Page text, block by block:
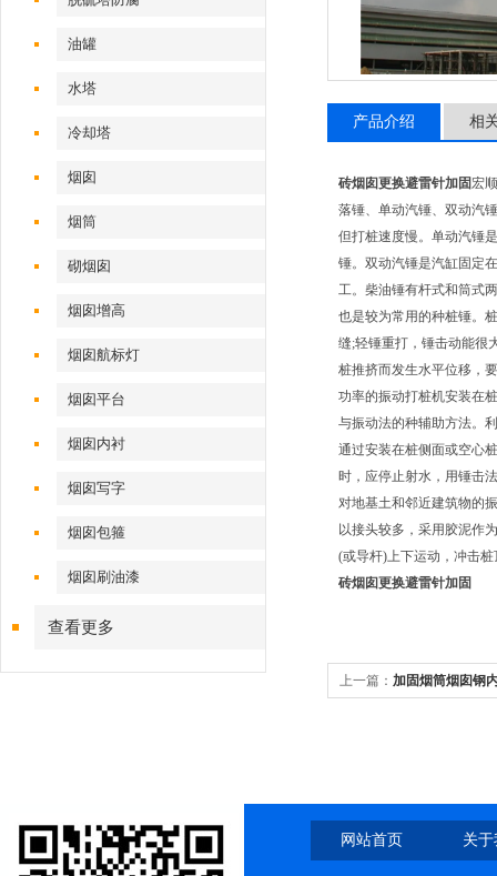
油罐
水塔
冷却塔
烟囱
烟筒
砌烟囱
烟囱增高
烟囱航标灯
烟囱平台
烟囱内衬
烟囱写字
烟囱包箍
烟囱刷油漆
查看更多
产品介绍 相
砖烟囱更换避雷针加固宏
落锤、单动汽锤、双动汽
但打桩速度慢。单动汽锤
锤。双动汽锤是汽缸固定
工。柴油锤有杆式和筒式
也是较为常用的种桩锤。
缝;轻锤重打，锤击动能很
桩推挤而发生水平位移，
功率的振动打桩机安装在
与振动法的种辅助方法。
通过安装在桩侧面或空心
时，应停止射水，用锤击
对地基土和邻近建筑物的
以接头较多，采用胶泥作
(或导杆)上下运动，冲击
砖烟囱更换避雷针加固
上一篇： 加固烟筒烟囱钢
网站首页 关